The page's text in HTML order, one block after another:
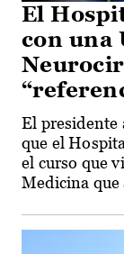
El
con una
El presidente
que el
el curso que
Medicina que